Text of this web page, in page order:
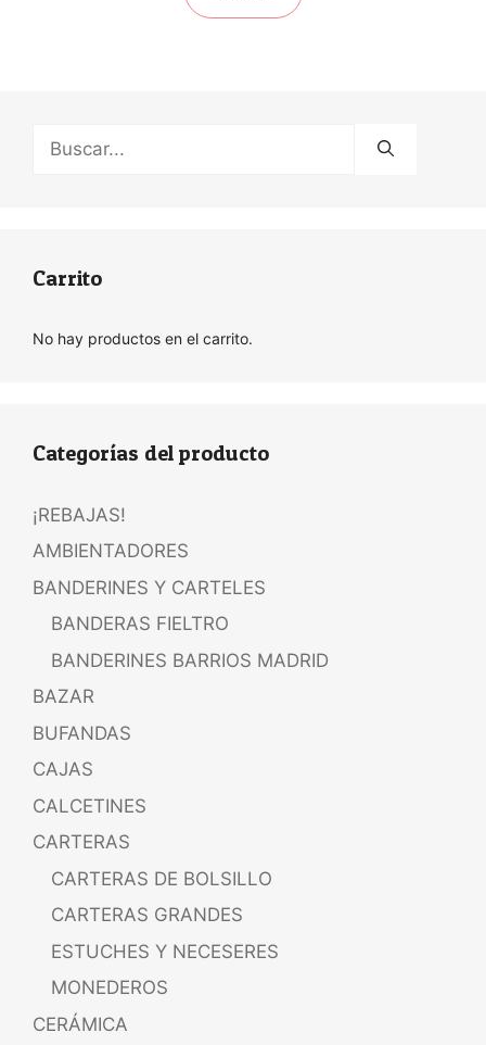
Carrito
No hay productos en el carrito.
Categorías del producto
¡REBAJAS!
AMBIENTADORES
BANDERINES Y CARTELES
BANDERAS FIELTRO
BANDERINES BARRIOS MADRID
BAZAR
BUFANDAS
CAJAS
CALCETINES
CARTERAS
CARTERAS DE BOLSILLO
CARTERAS GRANDES
ESTUCHES Y NECESERES
MONEDEROS
CERÁMICA